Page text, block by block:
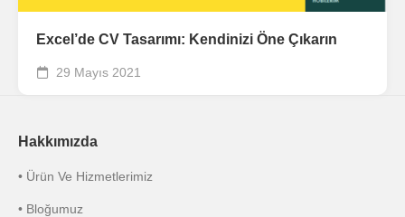
Excel’de CV Tasarımı: Kendinizi Öne Çıkarın
29 Mayıs 2021
Hakkımızda
• Ürün Ve Hizmetlerimiz
• Bloğumuz